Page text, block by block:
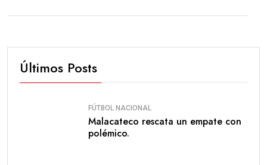
Últimos Posts
FÚTBOL NACIONAL
Malacateco rescata un empate con
polémico.